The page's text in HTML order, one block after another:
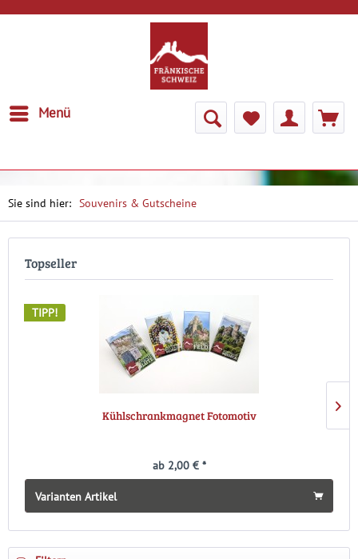
Menü
Souvenirs & Gutscheine
Topseller
TIPP!
Kühlschrankmagnet Fotomotiv
ab 2,00 € *
Varianten Artikel